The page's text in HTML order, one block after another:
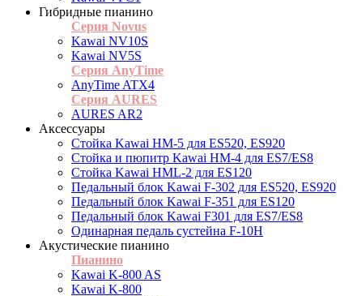
Гибридные пианино
Серия Novus
Kawai NV10S
Kawai NV5S
Серия AnyTime
AnyTime ATX4
Серия AURES
AURES AR2
Аксессуары
Стойка Kawai HM-5 для ES520, ES920
Cтойка и пюпитр Kawai HM-4 для ES7/ES8
Стойка Kawai HML-2 для ES120
Педальный блок Kawai F-302 для ES520, ES920
Педальный блок Kawai F-351 для ES120
Педальный блок Kawai F301 для ES7/ES8
Одинарная педаль сустейна F-10H
Акустические пианино
Пианино
Kawai K-800 AS
Kawai K-800